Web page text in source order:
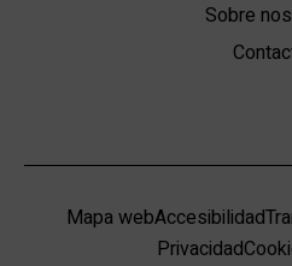
Sobre
Mapa webAccesibilidad
Privacidad